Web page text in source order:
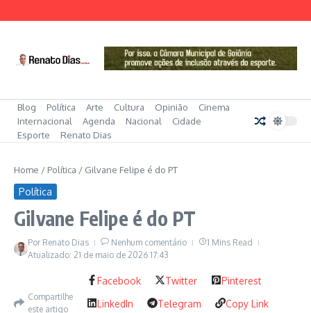
Blog Política Arte Cultura Opinião
Cinema
Internacional
Agenda Nacional
Cidade
Esporte
Renato Dias
Home / Política / Gilvane Felipe é do PT
Política
Gilvane Felipe é do PT
Por Renato Dias Nenhum comentário
1 Mins Read
Atualizado: 21 de maio de 2026 17:43
Compartilhe
este artigo
Facebook Twitter
Pinterest
LinkedIn
Telegram
Copy Link